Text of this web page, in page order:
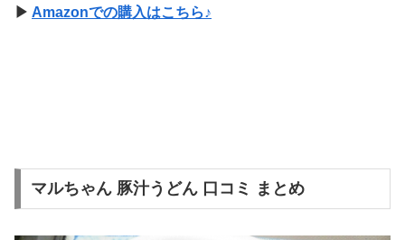
▶ Amazonでの購入はこちら♪
マルちゃん 豚汁うどん 口コミ まとめ